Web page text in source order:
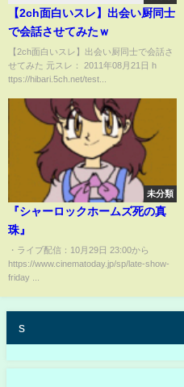
【2ch面白いスレ】出会い厨同士
で会話させてみたｗ
【2ch面白いスレ】出会い厨同士で会話さ
せてみた 元スレ： 2011年08月21日 h
ttps://hibari.5ch.net/test...
未分類
『シャーロックホームズ死の真
珠』
・ライブ配信：10月29日 23:00から
https://www.cinematoday.jp/sp/late-show-
friday ...
s